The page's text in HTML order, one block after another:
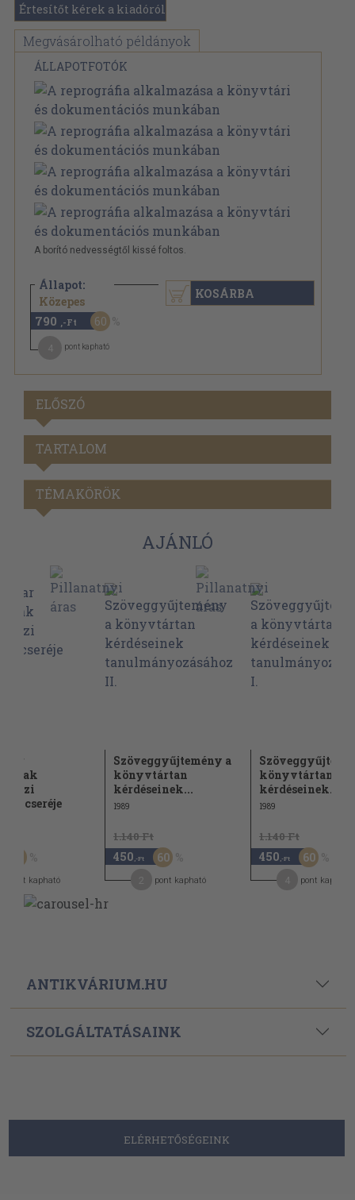
Értesítőt kérek a kiadóról
Megvásárolható példányok
ÁLLAPOTFOTÓK
A borító nedvességtől kissé foltos.
Állapot:
Közepes
1.980 Ft
790 ,-Ft 60
pont kapható
KOSÁRBA
ELŐSZÓ
TARTALOM
TÉMAKÖRÖK
AJÁNLÓ
pont kapható
Szöveggyűjtemény a
könyvtártan
kérdéseinek...
1989
1.140 Ft
450 ,-Ft 60
pont kapható
könyvtártan
kérdéseinek...
1989
1.140 Ft
450 ,-Ft 60
pont kapható
ANTIKVÁRIUM.HU
SZOLGÁLTATÁSAINK
ELÉRHETŐSÉGEINK